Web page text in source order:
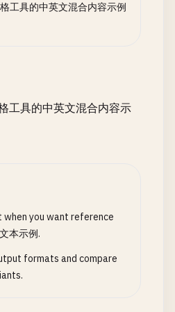
工具的中英文混合内容示例
工具的中英文混合内容示
when you want reference
本示例.
formats and compare